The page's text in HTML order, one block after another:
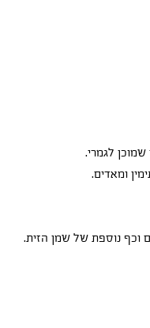
לגמרי.
ומאדים.
וכף נוספת של שמן הזית.